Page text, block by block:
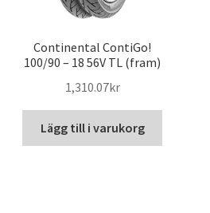
Continental ContiGo!
100/90 – 18 56V TL (fram)
1,310.07kr
Lägg till i varukorg